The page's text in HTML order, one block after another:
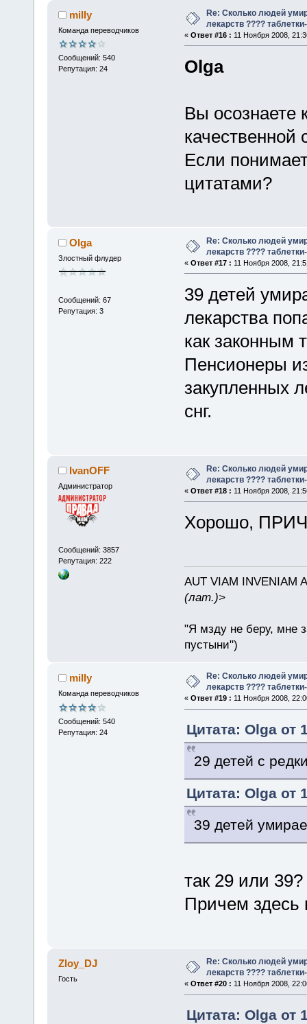
milly
Команда переводчиков
Сообщений: 540
Репутация: 24
Re: Сколько людей
лекарств ????
« Ответ #16 : 11 Ноября 2008,
Olga
Вы осознаете
качественной
Если
цитатами?
Olga
Злостный флудер
Сообщений: 67
Репутация: 3
Re: Сколько людей
лекарств ????
« Ответ #17 : 11 Ноября 2008,
39 детей
лекарства
как законным
Пенсионеры
закупленных
снг.
IvanOFF
Администратор
Сообщений: 3857
Репутация: 222
Re: Сколько людей
лекарств ????
« Ответ #18 : 11 Ноября 2008,
Хорошо,
AUT VIAM INVENIAM
(лат.)>
"Я мзду не беру, мне
пустыни")
milly
Команда переводчиков
Сообщений: 540
Репутация: 24
Re: Сколько людей
лекарств ????
« Ответ #19 : 11 Ноября 2008,
Цитата: Olga от
29 детей с
Цитата: Olga от
39 детей
так 29 или 39?
Причем
Zloy_DJ
Гость
Re: Сколько людей
лекарств ????
« Ответ #20 : 11 Ноября 2008,
Цитата: Olga от